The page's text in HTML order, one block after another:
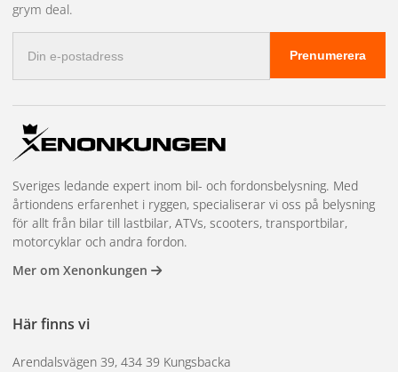
När ska du välja en
kompakt modell?
Välj ett kompakt bakljus när du har begränsat utrymme och
användningsområden är ramen på en båttrailer, sidan på
en traktor eller ett mindre husvagnssläp där ett större
bakljus skulle sticka ut för mycket.
kompakt bakljus?
grym deal.
postadress
Prenumerera
Sveriges ledande expert inom bil- och fordonsbelysning. Med
årtiondens erfarenhet i ryggen, specialiserar vi oss på belysning
för allt från bilar till lastbilar, ATVs, scooters, transportbilar,
motorcyklar och andra fordon.
Mer om Xenonkungen
Här finns vi
Arendalsvägen 39, 434 39 Kungsbacka